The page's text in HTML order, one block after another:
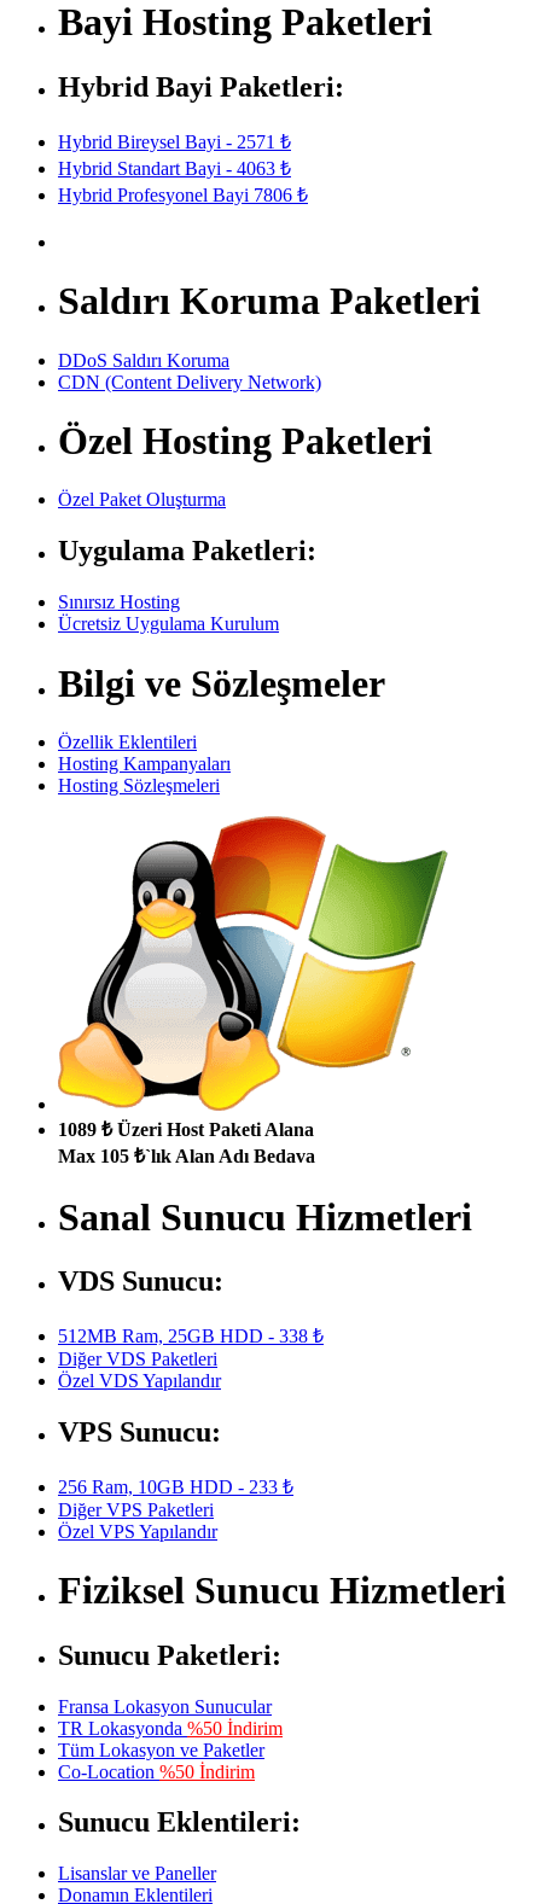
Bayi Hosting Paketleri
Hybrid Bayi Paketleri:
Hybrid Bireysel Bayi - 2571 ₺
Hybrid Standart Bayi - 4063 ₺
Hybrid Profesyonel Bayi 7806 ₺
Saldırı Koruma Paketleri
DDoS Saldırı Koruma
CDN (Content Delivery Network)
Özel Hosting Paketleri
Özel Paket Oluşturma
Uygulama Paketleri:
Sınırsız Hosting
Ücretsiz Uygulama Kurulum
Bilgi ve Sözleşmeler
Özellik Eklentileri
Hosting Kampanyaları
Hosting Sözleşmeleri
1089 ₺ Üzeri Host Paketi Alana
Max 105 ₺`lık Alan Adı Bedava
Sanal Sunucu Hizmetleri
VDS Sunucu:
512MB Ram, 25GB HDD - 338 ₺
Diğer VDS Paketleri
Özel VDS Yapılandır
VPS Sunucu:
256 Ram, 10GB HDD - 233 ₺
Diğer VPS Paketleri
Özel VPS Yapılandır
Fiziksel Sunucu Hizmetleri
Sunucu Paketleri:
Fransa Lokasyon Sunucular
TR Lokasyonda %50 İndirim
Tüm Lokasyon ve Paketler
Co-Location %50 İndirim
Sunucu Eklentileri:
Lisanslar ve Paneller
Donamın Eklentileri